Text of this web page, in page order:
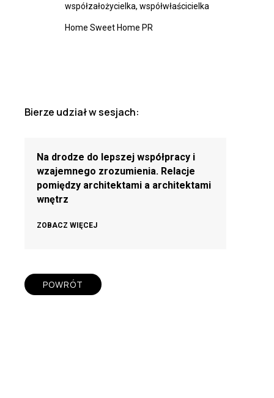
współzałożycielka, współwłaścicielka
Home Sweet Home PR
Bierze udział w sesjach:
Na drodze do lepszej współpracy i
wzajemnego zrozumienia. Relacje
pomiędzy architektami a architektami
wnętrz
ZOBACZ WIĘCEJ
POWRÓT